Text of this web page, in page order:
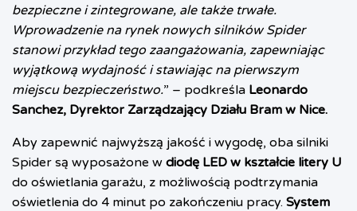
bezpieczne i zintegrowane, ale także trwałe.
Wprowadzenie na rynek nowych silników Spider
stanowi przykład tego zaangażowania, zapewniając
wyjątkową wydajność i stawiając na pierwszym
miejscu bezpieczeństwo.” – podkreśla Leonardo
Sanchez, Dyrektor Zarządzający Działu Bram w Nice.
Aby zapewnić najwyższą jakość i wygodę, oba silniki
Spider są wyposażone w diodę LED w kształcie litery U
do oświetlania garażu, z możliwością podtrzymania
oświetlenia do 4 minut po zakończeniu pracy. System